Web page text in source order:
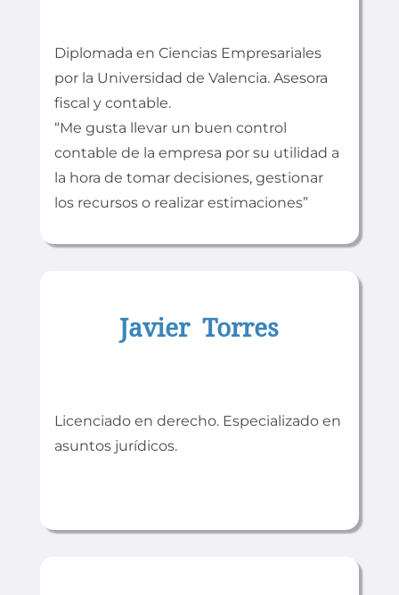
Diplomada en Ciencias Empresariales
por la Universidad de Valencia. Asesora
fiscal y contable.
“Me gusta llevar un buen control
contable de la empresa por su utilidad a
la hora de tomar decisiones, gestionar
los recursos o realizar estimaciones”
Javier Torres
Licenciado en derecho. Especializado en
asuntos jurídicos.